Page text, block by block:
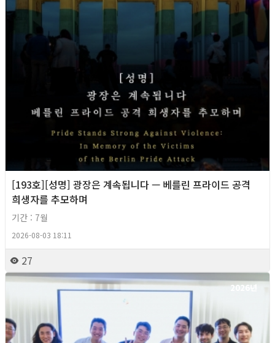
[193호][성명] 광장은 계속됩니다 — 베를린 프라이드 공격
희생자를 추모하며
기간 : 7월
2026-08-03 18:11
27
2026년